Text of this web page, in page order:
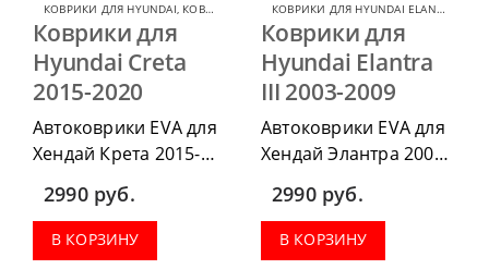
КОВРИКИ ДЛЯ HYUNDAI, КОВРИКИ ДЛЯ HYUNDAI CRETA
Коврики для
Hyundai Creta
2015-2020
Автоковрики EVA для
Хендай Крета 2015-
приобрести в
комплектации:
водительский коврик,
2990 руб.
В КОРЗИНУ
КОВРИКИ ДЛЯ HYUNDAI ELANTRA
Коврики для
Hyundai Elantra
III 2003-2009
Автоковрики EVA для
Хендай Элантра 2003-
приобрести в
комплектации:
водительский коврик,
2990 руб.
В КОРЗИНУ